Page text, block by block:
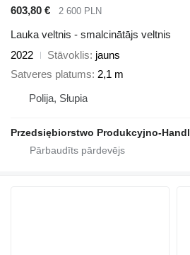
603,80 €
2 600 PLN
Lauka veltnis - smalcinātājs veltnis
2022
Stāvoklis jauns
Satveres platums 2,1 m
Polija, Słupia